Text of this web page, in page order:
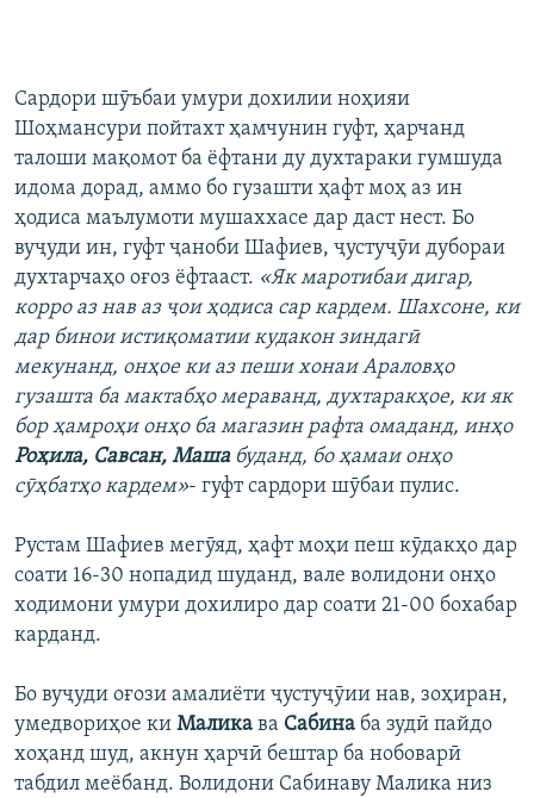
Сардори шӯъбаи умури дохилии ноҳияи
Шоҳмансури пойтахт ҳамчунин гуфт, ҳарчанд
талоши мақомот ба ёфтани ду духтараки гумшуда
идома дорад, аммо бо гузашти ҳафт моҳ аз ин
ҳодиса маълумоти мушаххасе дар даст нест. Бо
вуҷуди ин, гуфт ҷаноби Шафиев, ҷустуҷӯи дубораи
духтарчаҳо оғоз ёфтааст. «Як маротибаи дигар,
корро аз нав аз ҷои ҳодиса сар кардем. Шахсоне, ки
дар бинои истиқоматии кудакон зиндагӣ
мекунанд, онҳое ки аз пеши хонаи Араловҳо
гузашта ба мактабҳо мераванд, духтаракҳое, ки як
бор ҳамроҳи онҳо ба магазин рафта омаданд, инҳо
Роҳила, Савсан, Машабуданд, бо ҳамаи онҳо
сӯҳбатҳо кардем»- гуфт сардори шӯбаи пулис.
Рустам Шафиев мегӯяд, ҳафт моҳи пеш кӯдакҳо дар
соати 16-30 нопадид шуданд, вале волидони онҳо
ходимони умури дохилиро дар соати 21-00 бохабар
карданд.
Бо вуҷуди оғози амалиёти ҷустуҷӯии нав, зоҳиран,
умедвориҳое ки Малика ва Сабина ба зудӣ пайдо
хоҳанд шуд, акнун ҳарчӣ бештар ба нобоварӣ
табдил меёбанд. Волидони Сабинаву Малика низ